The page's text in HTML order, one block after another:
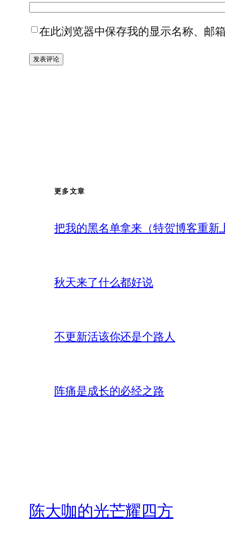
在此浏览器中保存我的显示名称、邮
更多文章
把我的黑名单拿来（特贺博客重新
秋天来了什么都好说
不更新活该你还是个路人
阵痛是成长的必经之路
陈大咖的光芒耀四方